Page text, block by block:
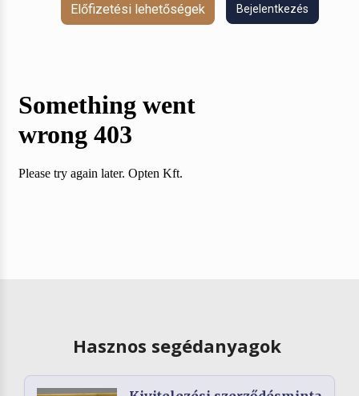
Előfizetési lehetőségek Bejelentkezés
Hasznos segédanyagok